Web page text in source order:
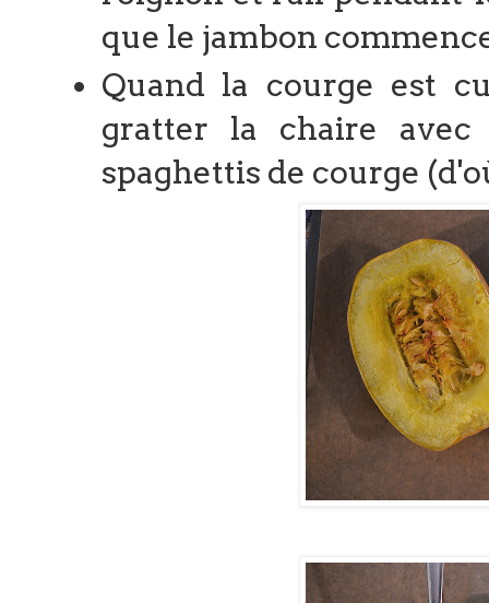
que le jambon
Quand la courge est
gratter la chaire
spaghettis de courge